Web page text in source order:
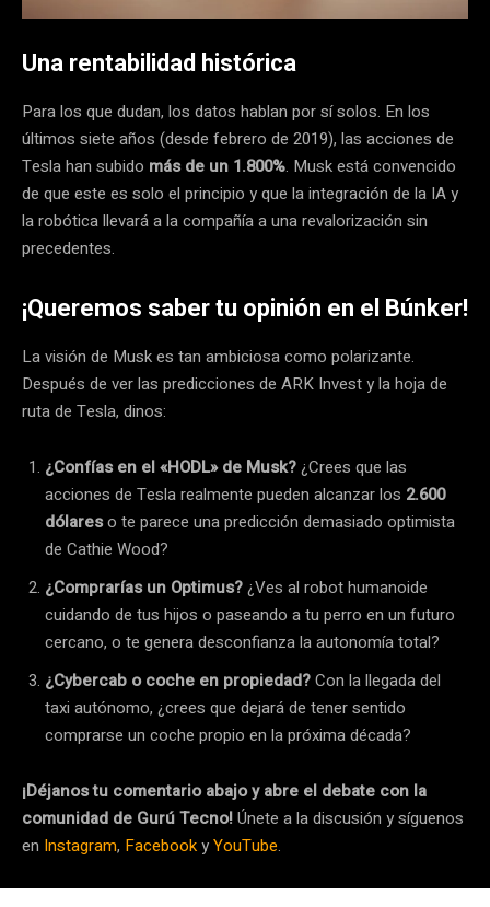
Una rentabilidad histórica
Para los que dudan, los datos hablan por sí solos. En los
últimos siete años (desde febrero de 2019), las acciones de
Tesla han subido más de un 1.800%. Musk está convencido
de que este es solo el principio y que la integración de la IA y
la robótica llevará a la compañía a una revalorización sin
precedentes.
¡Queremos saber tu opinión en el Búnker!
La visión de Musk es tan ambiciosa como polarizante.
Después de ver las predicciones de ARK Invest y la hoja de
ruta de Tesla, dinos:
¿Confías en el «HODL» de Musk?¿Crees que las
acciones de Tesla realmente pueden alcanzar los 2.600
dólareso te parece una predicción demasiado optimista
de Cathie Wood?
¿Comprarías un Optimus?¿Ves al robot humanoide
cuidando de tus hijos o paseando a tu perro en un futuro
cercano, o te genera desconfianza la autonomía total?
¿Cybercab o coche en propiedad?Con la llegada del
taxi autónomo, ¿crees que dejará de tener sentido
comprarse un coche propio en la próxima década?
¡Déjanos tu comentario abajo y abre el debate con la
comunidad de Gurú Tecno!Únete a la discusión y síguenos
en Instagram, FacebookyYouTube.